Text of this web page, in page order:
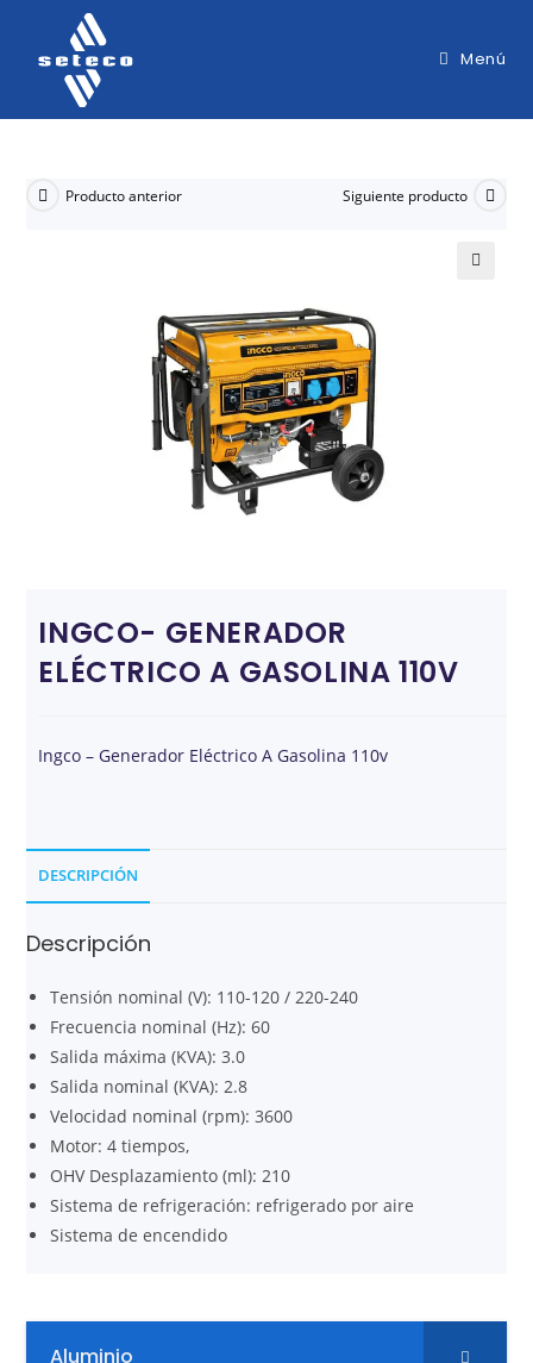
Menú
Producto anterior Siguiente producto
INGCO- GENERADOR
ELÉCTRICO A GASOLINA 110V
Ingco – Generador Eléctrico A Gasolina 110v
DESCRIPCIÓN
Descripción
Tensión nominal (V): 110-120 / 220-240
Frecuencia nominal (Hz): 60
Salida máxima (KVA): 3.0
Salida nominal (KVA): 2.8
Velocidad nominal (rpm): 3600
Motor: 4 tiempos,
OHV Desplazamiento (ml): 210
Sistema de refrigeración: refrigerado por aire
Sistema de encendido
Aluminio